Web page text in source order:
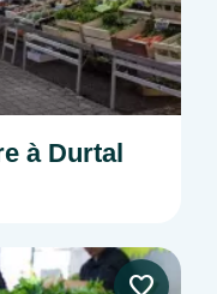
à Durtal